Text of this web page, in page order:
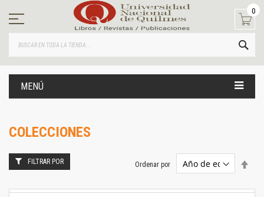
contenido
0
MENÚ
COLECCIONES
Ordenar por
FILTRAR POR